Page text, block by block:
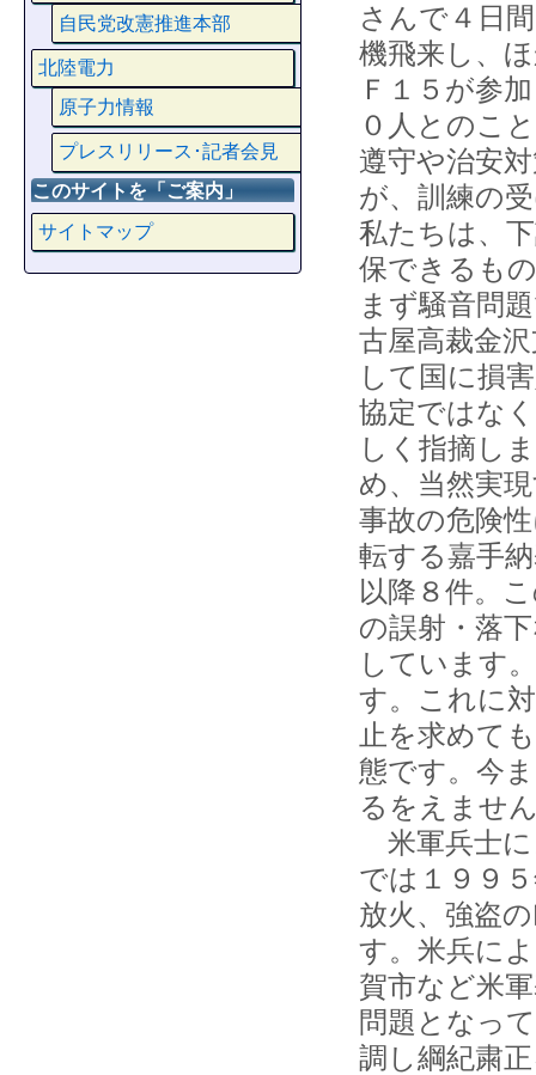
さんで４日
機飛来し、
Ｆ１５が参
０人とのこ
遵守や治安
が、訓練の
私たちは、
保できるも
まず騒音問
古屋高裁金
して国に損
協定ではな
しく指摘し
め、当然実
事故の危険
転する嘉手
以降８件。
の誤射・落
しています
す。これに
止を求めて
態です。今
るをえませ
米軍兵士に
では１９９
放火、強盗
す。米兵に
賀市など米
問題となっ
調し綱紀粛
自民党改憲推進本部
北陸電力
原子力情報
プレスリリース･記者会見
このサイトを「ご案内」
サイトマップ